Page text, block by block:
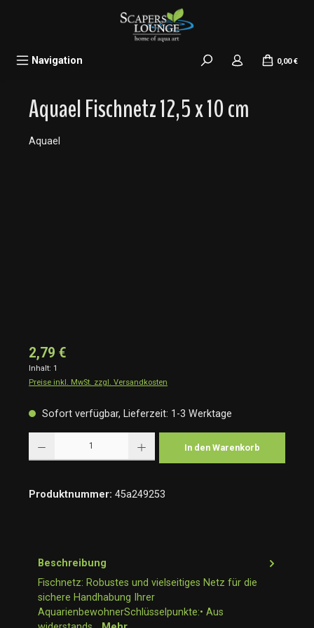
Navigation 0,00 €
Aquael Fischnetz 12,5 x 10 cm
Aquael
2,79 €
Inhalt: 1
Preise inkl. MwSt. zzgl. Versandkosten
Sofort verfügbar, Lieferzeit: 1-3 Werktage
In den Warenkorb
Produktnummer: 45a249253
Beschreibung
Fischnetz: Robustes und vielseitiges Netz für die
sichere Handhabung Ihrer
AquarienbewohnerSchlüsselpunkte:• Aus